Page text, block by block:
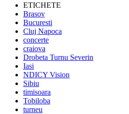
ETICHETE
Brasov
Bucuresti
Cluj Napoca
concerte
craiova
Drobeta Turnu Severin
Iasi
NDICY Vision
Sibiu
timisoara
Tobiloba
turneu